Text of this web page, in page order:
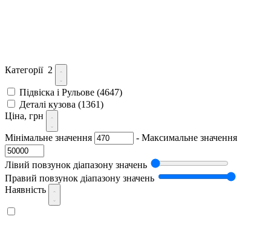
Категорії 2
Підвіска і Рульове (4647)
Деталі кузова (1361)
Ціна, грн
Мінімальне значення - Максимальне значення
Лівий повзунок діапазону значень
Правий повзунок діапазону значень
Наявність